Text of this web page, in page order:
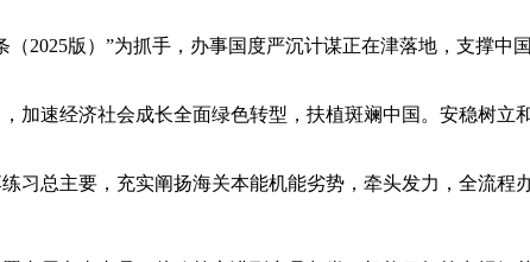
版）”为抓手，办事国度严沉计谋正在津落地，支撑中
速经济社会成长全面绿色转型，扶植斑斓中国。安稳树立
总主要，充实阐扬海关本能机能劣势，牵头发力，全流程